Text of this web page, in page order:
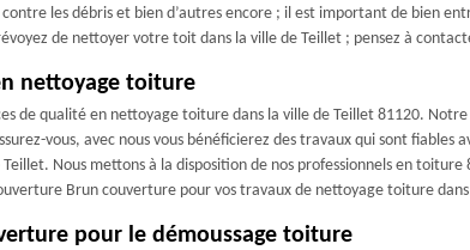
les débris et bien d’autres encore ; il est important de bien
de nettoyer votre toit dans la ville de Teillet ; pensez à
nettoyage toiture
de qualité en nettoyage toiture dans la ville de Teillet 81120.
vous, avec nous vous bénéficierez des travaux qui sont
Nous mettons à la disposition de nos professionnels en
Brun couverture pour vos travaux de nettoyage toiture
pour le démoussage toiture